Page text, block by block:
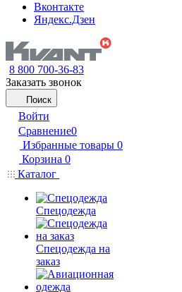
Вконтакте
Яндекс.Дзен
8 800 700-36-83
Заказать звонок
Поиск
Войти
Сравнение0
Избранные товары 0
Корзина 0
Каталог
Спецодежда
Спецодежда на
заказ